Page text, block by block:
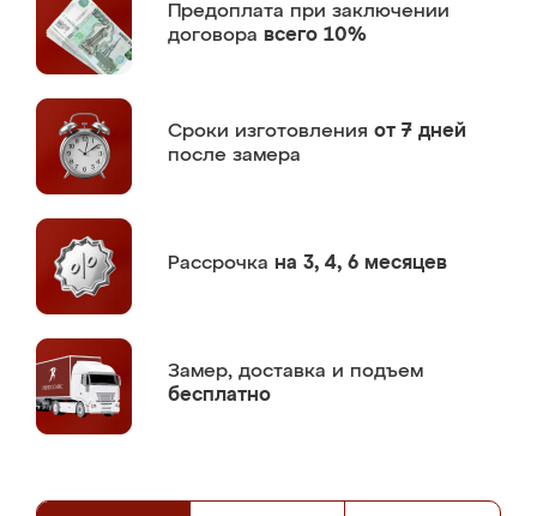
Предоплата при заключении
договора всего 10%
Сроки изготовления от 7 дней
после замера
Рассрочка на 3, 4, 6 месяцев
Замер, доставка и подъем
бесплатно